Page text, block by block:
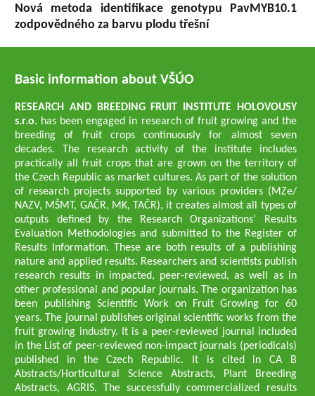
Nová metoda identifikace genotypu PavMYB10.1
zodpovědného za barvu plodu třešní
Basic information about VŠÚO
RESEARCH AND BREEDING FRUIT INSTITUTE HOLOVOUSY
s.r.o. has been engaged in research of fruit growing and the
breeding of fruit crops continuously for almost seven
decades. The research activity of the institute includes
practically all fruit crops that are grown on the territory of
the Czech Republic as market cultures. As part of the solution
of research projects supported by various providers (MZe/
NAZV, MŠMT, GAČR, MK, TAČR), it creates almost all types of
outputs defined by the Research Organizations' Results
Evaluation Methodologies and submitted to the Register of
Results Information. These are both results of a publishing
nature and applied results. Researchers and scientists publish
research results in impacted, peer-reviewed, as well as in
other professional and popular journals. The organization has
been publishing Scientific Work on Fruit Growing for 60
years. The journal publishes original scientific works from the
fruit growing industry. It is a peer-reviewed journal included
in the List of peer-reviewed non-impact journals (periodicals)
published in the Czech Republic. It is cited in CA B
Abstracts/Horticultural Science Abstracts, Plant Breeding
Abstracts, AGRIS. The successfully commercialized results